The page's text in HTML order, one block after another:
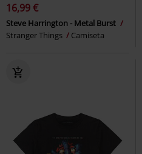
16,99 €
Steve Harrington - Metal Burst
Stranger Things
Camiseta